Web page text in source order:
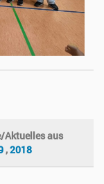
Aktuelles aus
,2018